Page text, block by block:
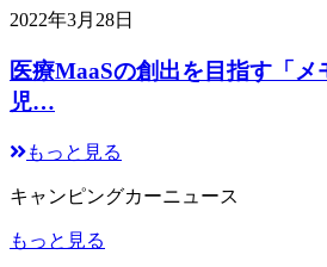
2022年3月28日
医療MaaSの創出を目指す「
児…
もっと見る
キャンピングカーニュース
もっと見る